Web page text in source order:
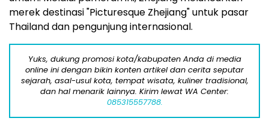
merek destinasi "Picturesque Zhejiang" untuk pasar
Thailand dan pengunjung internasional.
Yuks, dukung promosi kota/kabupaten Anda di media
online ini dengan bikin konten artikel dan cerita seputar
sejarah, asal-usul kota, tempat wisata, kuliner tradisional,
dan hal menarik lainnya. Kirim lewat WA Center:
085315557788.